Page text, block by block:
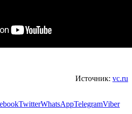
Источник: vc.ru
TwitterWhatsAppTelegramViber